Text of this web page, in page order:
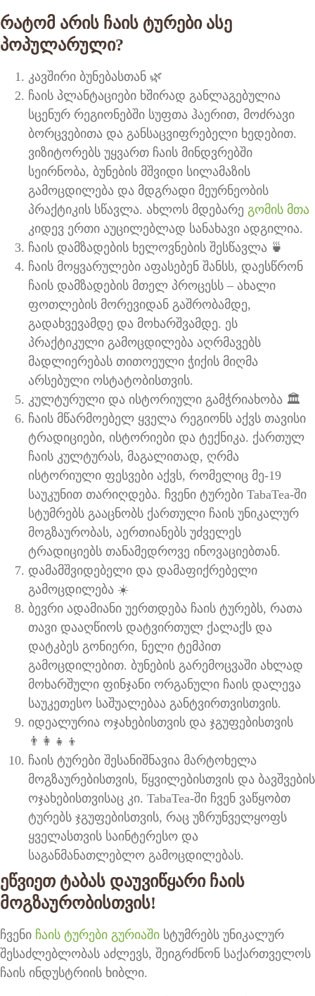
რატომ არის ჩაის ტურები ასე
პოპულარული?
კავშირი ბუნებასთან 🌿
ჩაის პლანტაციები ხშირად განლაგებულია
სცენურ რეგიონებში სუფთა ჰაერით, მოძრავი
ბორცვებითა და განსაცვიფრებელი ხედებით.
ვიზიტორებს უყვართ ჩაის მინდვრებში
სეირნობა, ბუნების მშვიდი სილამაზის
გამოცდილება და მდგრადი მეურნეობის
პრაქტიკის სწავლა. ახლოს მდებარე გომის მთა
კიდევ ერთი აუცილებლად სანახავი ადგილია.
ჩაის დამზადების ხელოვნების შესწავლა 🍵
ჩაის მოყვარულები აფასებენ შანსს, დაესწრონ
ჩაის დამზადების მთელ პროცესს – ახალი
ფოთლების მორევიდან გაშრობამდე,
გადახვევამდე და მოხარშვამდე. ეს
პრაქტიკული გამოცდილება აღრმავებს
მადლიერებას თითოეული ჭიქის მიღმა
არსებული ოსტატობისთვის.
კულტურული და ისტორიული გამჭრიახობა 🏛
ჩაის მწარმოებელ ყველა რეგიონს აქვს თავისი
ტრადიციები, ისტორიები და ტექნიკა. ქართულ
ჩაის კულტურას, მაგალითად, ღრმა
ისტორიული ფესვები აქვს, რომელიც მე-19
საუკუნით თარიღდება. ჩვენი ტურები TabaTea-ში
სტუმრებს გააცნობს ქართული ჩაის უნიკალურ
მოგზაურობას, აერთიანებს უძველეს
ტრადიციებს თანამედროვე ინოვაციებთან.
დამამშვიდებელი და დამაფიქრებელი
გამოცდილება ☀️
ბევრი ადამიანი უერთდება ჩაის ტურებს, რათა
თავი დააღწიოს დატვირთულ ქალაქს და
დატკბეს გონიერი, ნელი ტემპით
გამოცდილებით. ბუნების გარემოცვაში ახლად
მოხარშული ფინჯანი ორგანული ჩაის დალევა
საუკეთესო საშუალებაა განტვირთვისთვის.
იდეალურია ოჯახებისთვის და ჯგუფებისთვის
👨‍👩‍👧‍👦
ჩაის ტურები შესანიშნავია მარტოხელა
მოგზაურებისთვის, წყვილებისთვის და ბავშვების
ოჯახებისთვისაც კი. TabaTea-ში ჩვენ ვაწყობთ
ტურებს ჯგუფებისთვის, რაც უზრუნველყოფს
ყველასთვის საინტერესო და
საგანმანათლებლო გამოცდილებას.
ეწვიეთ ტაბას დაუვიწყარი ჩაის
მოგზაურობისთვის!
ჩვენი ჩაის ტურები გურიაში სტუმრებს უნიკალურ
შესაძლებლობას აძლევს, შეიგრძნონ საქართველოს
ჩაის ინდუსტრიის ხიბლი.